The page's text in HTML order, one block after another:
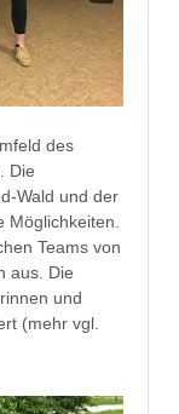
des
Die
Wald und der
Möglichkeiten.
Teams von
aus. Die
und
(mehr vgl.